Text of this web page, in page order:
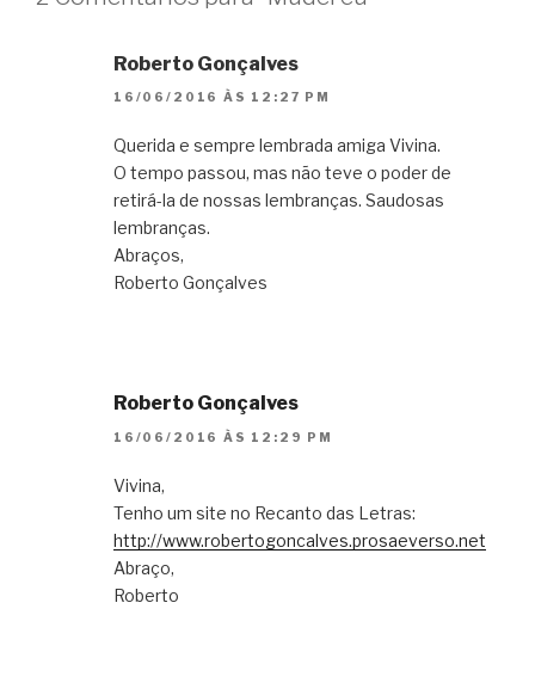
Roberto Gonçalves
16/06/2016 ÀS 12:27 PM
Querida e sempre lembrada amiga Vivina.
O tempo passou, mas não teve o poder de
retirá-la de nossas lembranças. Saudosas
lembranças.
Abraços,
Roberto Gonçalves
Roberto Gonçalves
16/06/2016 ÀS 12:29 PM
Vivina,
Tenho um site no Recanto das Letras:
http://www.robertogoncalves.prosaeverso.net
Abraço,
Roberto